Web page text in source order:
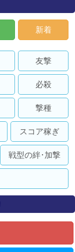
新着
友撃
必殺
撃種
スコア稼ぎ
戦型の絆･加撃